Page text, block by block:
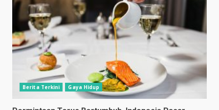
Berita Terkini Gaya Hidup